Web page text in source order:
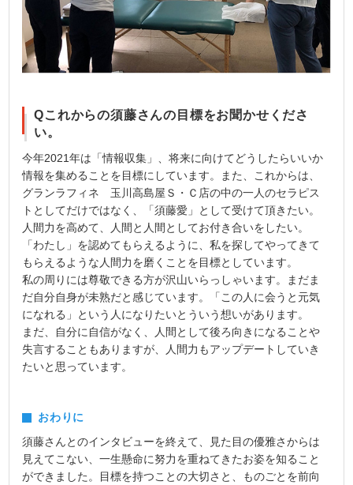
Qこれからの須藤さんの目標をお聞かせくださ
い。
今年2021年は「情報収集」、将来に向けてどうしたらいいか
情報を集めることを目標にしています。また、これからは、
グランラフィネ 玉川高島屋Ｓ・Ｃ店の中の一人のセラピス
トとしてだけではなく、「須藤愛」として受けて頂きたい。
人間力を高めて、人間と人間としてお付き合いをしたい。
「わたし」を認めてもらえるように、私を探してやってきて
もらえるような人間力を磨くことを目標としています。
私の周りには尊敬できる方が沢山いらっしゃいます。まだま
だ自分自身が未熟だと感じています。「この人に会うと元気
になれる」という人になりたいとういう想いがあります。
まだ、自分に自信がなく、人間として後ろ向きになることや
失言することもありますが、人間力もアップデートしていき
たいと思っています。
おわりに
須藤さんとのインタビューを終えて、見た目の優雅さからは
見えてこない、一生懸命に努力を重ねてきたお姿を知ること
ができました。目標を持つことの大切さと、ものごとを前向